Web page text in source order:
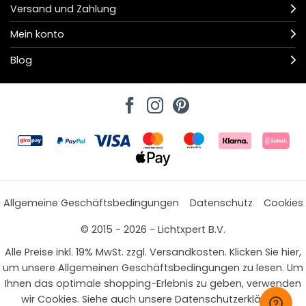
Versand und Zahlung
Mein konto
Blog
Allgemeine Geschäftsbedingungen Datenschutz
Cookies
© 2015 - 2026 - Lichtxpert B.V.
Alle Preise inkl. 19% MwSt. zzgl. Versandkosten. Klicken Sie hier,
um unsere Allgemeinen Geschäftsbedingungen zu lesen. Um
Ihnen das optimale shopping-Erlebnis zu geben, verwenden
wir Cookies. Siehe auch unsere Datenschutzerklärung.